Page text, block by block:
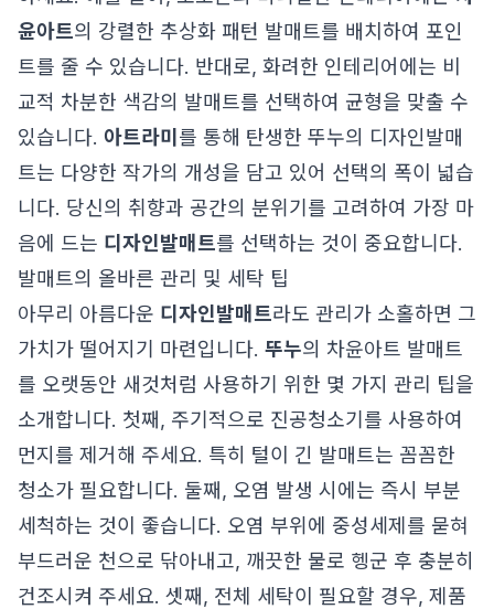
윤아트의 강렬한 추상화 패턴 발매트를 배치하여 포인
트를 줄 수 있습니다. 반대로, 화려한 인테리어에는 비
교적 차분한 색감의 발매트를 선택하여 균형을 맞출 수
있습니다. 아트라미 를 통해 탄생한 뚜누의 디자인발매
트는 다양한 작가의 개성을 담고 있어 선택의 폭이 넓습
니다. 당신의 취향과 공간의 분위기를 고려하여 가장 마
음에 드는 디자인발매트를 선택하는 것이 중요합니다.
발매트의 올바른 관리 및 세탁 팁
아무리 아름다운 디자인발매트라도 관리가 소홀하면 그
가치가 떨어지기 마련입니다. 뚜누의 차윤아트 발매트
를 오랫동안 새것처럼 사용하기 위한 몇 가지 관리 팁을
소개합니다. 첫째, 주기적으로 진공청소기를 사용하여
먼지를 제거해 주세요. 특히 털이 긴 발매트는 꼼꼼한
청소가 필요합니다. 둘째, 오염 발생 시에는 즉시 부분
세척하는 것이 좋습니다. 오염 부위에 중성세제를 묻혀
부드러운 천으로 닦아내고, 깨끗한 물로 헹군 후 충분히
건조시켜 주세요. 셋째, 전체 세탁이 필요할 경우, 제품